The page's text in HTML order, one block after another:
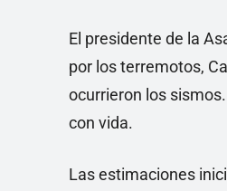
El presidente de la
por los terremotos,
ocurrieron los
con vida.
Las estimaciones